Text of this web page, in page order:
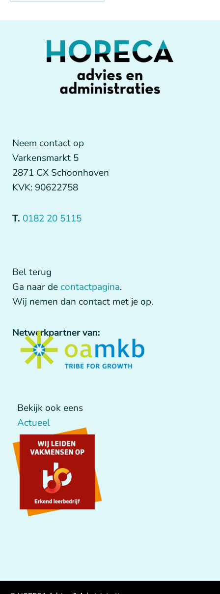
Neem contact op
Varkensmarkt 5
2871 CX Schoonhoven
KVK: 90622758
T. 0182 20 5115
Bel terug
Ga naar de contactpagina.
Wij nemen dan contact met je op.
Netwerkpartner van:
Bekijk ook eens
Actueel